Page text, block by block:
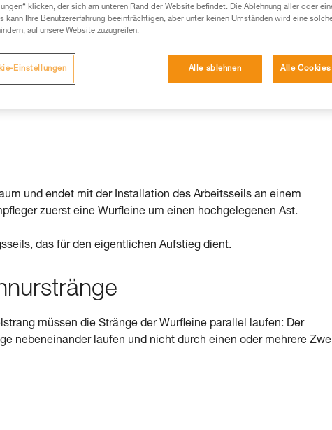
Anschlagpunkt mit eventuellem Zubehör (Kambiumschoner
Seileinstellvorrichtung und deren Verbindung zum Gurt. Wenn
sind, müssen die Komponenten des ersten Systems von
und endet mit der Installation des Arbeitsseils an einem
zuerst eine Wurfleine um einen hochgelegenen Ast.
das für den eigentlichen Aufstieg dient.
müssen die Stränge der Wurfleine parallel laufen: Der
nebeneinander laufen und nicht durch einen oder mehrere
klicken, der sich am unteren Rand der Website befindet. Die Ablehnung aller oder
kann Ihre Benutzererfahrung beeinträchtigen, aber unter keinen Umständen wird eine
auf unsere Website zuzugreifen.
Alle ablehnen Alle
Einstellungen